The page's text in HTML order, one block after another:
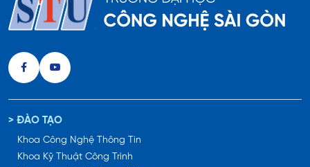
> ĐÀO TẠO
Khoa Công Nghệ Thông Tin
Khoa Kỹ Thuật Công Trình